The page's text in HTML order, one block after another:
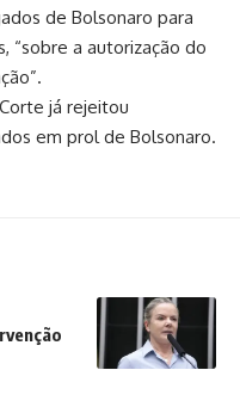
de Bolsonaro para
“sobre a autorização do
já rejeitou
em prol de Bolsonaro.